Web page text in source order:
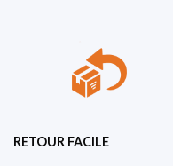
RETOUR FACILE